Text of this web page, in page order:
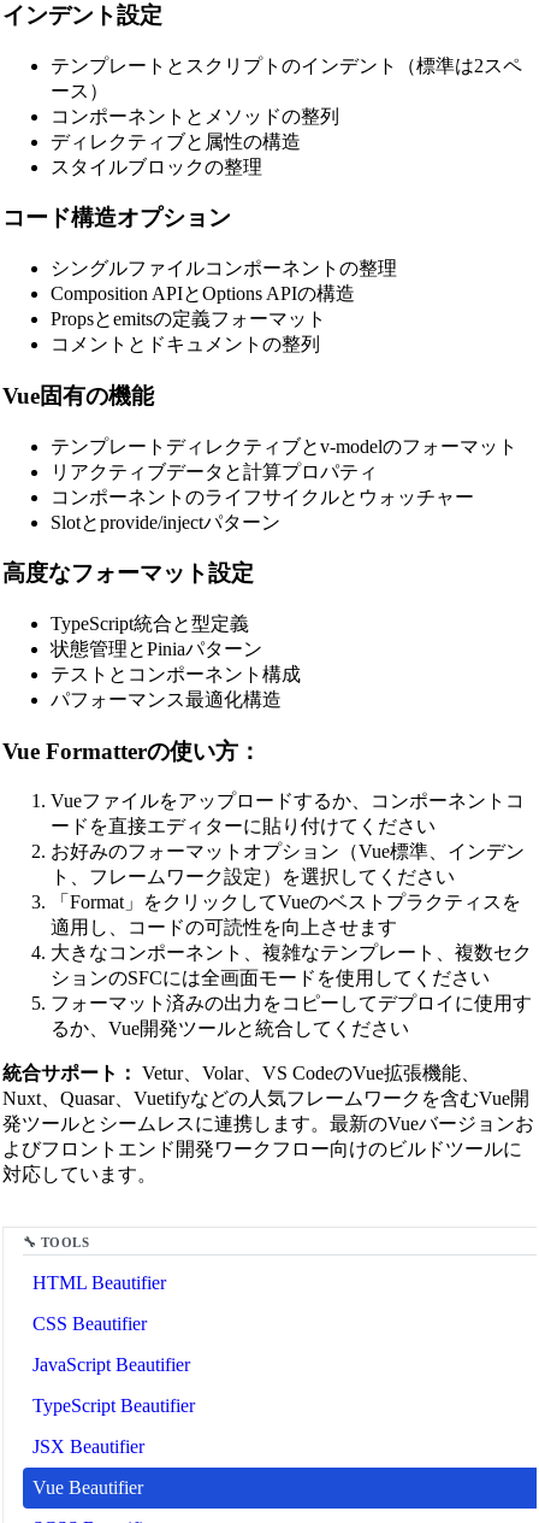
🔗Related Tools
🔧 TOOLS
HTML Beautifier
CSS Beautifier
JavaScript Beautifier
TypeScript Beautifier
JSX Beautifier
Vue Beautifier
インデント設定
テンプレートとスクリプトのインデント（標準は2スペ
ース）
コンポーネントとメソッドの整列
ディレクティブと属性の構造
スタイルブロックの整理
コード構造オプション
シングルファイルコンポーネントの整理
Composition APIとOptions APIの構造
Propsとemitsの定義フォーマット
コメントとドキュメントの整列
Vue固有の機能
テンプレートディレクティブとv-modelのフォーマット
リアクティブデータと計算プロパティ
コンポーネントのライフサイクルとウォッチャー
Slotとprovide/injectパターン
高度なフォーマット設定
TypeScript統合と型定義
状態管理とPiniaパターン
テストとコンポーネント構成
パフォーマンス最適化構造
Vue Formatterの使い方：
Vueファイルをアップロードするか、コンポーネントコ
ードを直接エディターに貼り付けてください
お好みのフォーマットオプション（Vue標準、インデン
ト、フレームワーク設定）を選択してください
「Format」をクリックしてVueのベストプラクティスを
適用し、コードの可読性を向上させます
大きなコンポーネント、複雑なテンプレート、複数セク
ションのSFCには全画面モードを使用してください
フォーマット済みの出力をコピーしてデプロイに使用す
るか、Vue開発ツールと統合してください
統合サポート： Vetur、Volar、VS CodeのVue拡張機能、
Nuxt、Quasar、Vuetifyなどの人気フレームワークを含むVue開
発ツールとシームレスに連携します。最新のVueバージョンお
よびフロントエンド開発ワークフロー向けのビルドツールに
対応しています。